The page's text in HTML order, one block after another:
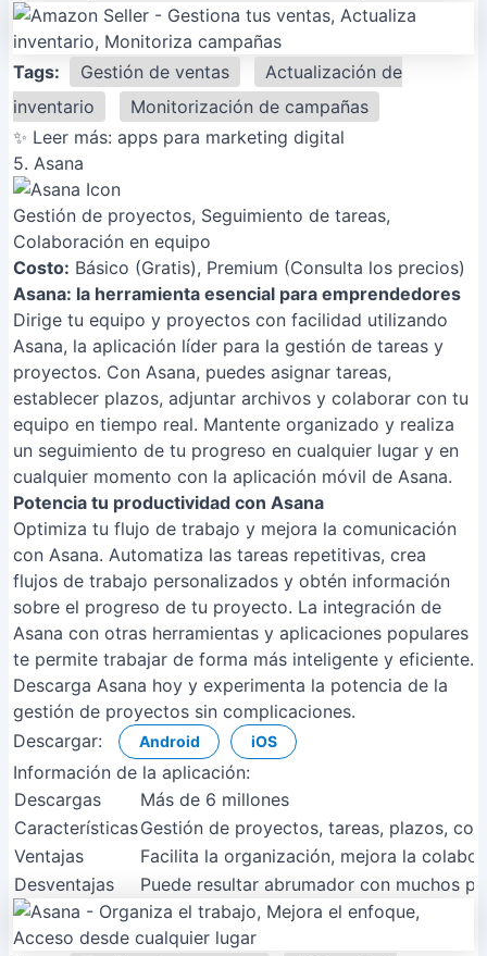
Tags: Gestión de ventas
Actualización de
inventario
Monitorización de campañas
✨ Leer más: apps para marketing digital
5. Asana
Gestión de proyectos, Seguimiento de tareas,
Colaboración en equipo
Costo: Básico (Gratis), Premium (Consulta los precios)
Asana: la herramienta esencial para emprendedores
Dirige tu equipo y proyectos con facilidad utilizando
Asana, la aplicación líder para la gestión de tareas y
proyectos. Con Asana, puedes asignar tareas,
establecer plazos, adjuntar archivos y colaborar con tu
equipo en tiempo real. Mantente organizado y realiza
un seguimiento de tu progreso en cualquier lugar y en
cualquier momento con la aplicación móvil de Asana.
Potencia tu productividad con Asana
Optimiza tu flujo de trabajo y mejora la comunicación
con Asana. Automatiza las tareas repetitivas, crea
flujos de trabajo personalizados y obtén información
sobre el progreso de tu proyecto. La integración de
Asana con otras herramientas y aplicaciones populares
te permite trabajar de forma más inteligente y eficiente.
Descarga Asana hoy y experimenta la potencia de la
gestión de proyectos sin complicaciones.
Descargar:
Android iOS
Información de la aplicación:
Descargas
Más de 6 millones
CaracterísticasGestión de proyectos, tareas, plazos,
Ventajas
Facilita la organización, mejora la
Desventajas
Puede resultar abrumador con muchos